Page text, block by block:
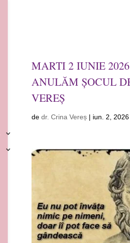
MARTI 2 IUNIE
ANULĂM ȘOCUL
VEREȘ
dedr. Crina Vereș | iun. 2, 2026